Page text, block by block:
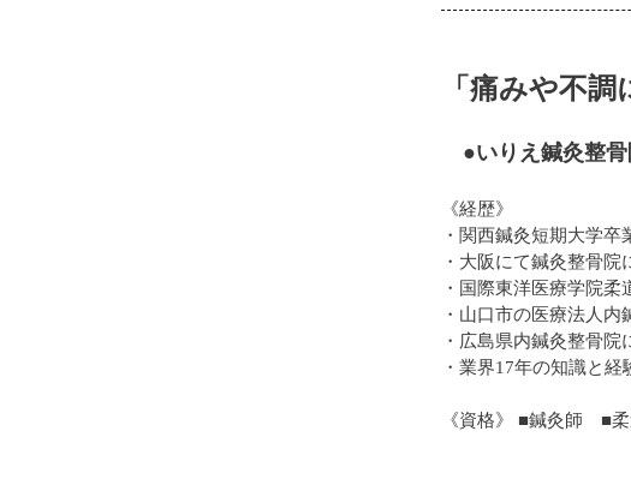
「痛みや不
●いりえ鍼灸整骨
《経歴》
・関西鍼灸短期大学
・大阪にて鍼灸整骨院
・国際東洋医療学院
・山口市の医療法人
・広島県内鍼灸整骨院
・業界17年の知識と
《資格》 ■鍼灸師 ■柔